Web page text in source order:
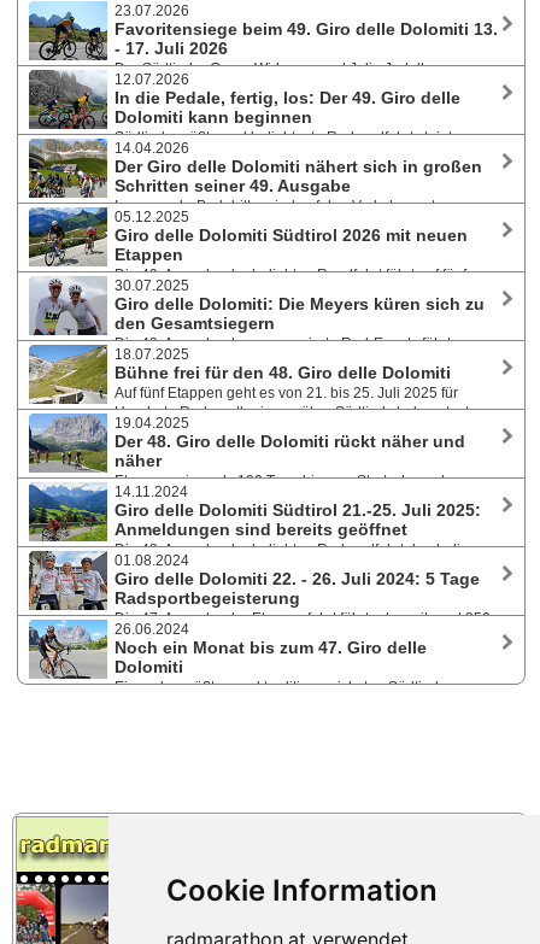
23.07.2026
Favoritensiege beim 49. Giro delle Dolomiti 13.
- 17. Juli 2026
Der Südtiroler Georg Widmann und Julia Jedelhauser aus
Deutschland siegten an allen fünf Tagen der Etappenfahrt und somit
auch souverän in der Gesamtwertung. Robert Dreu aus Baden war auf
den Panoramastraßen der Dolomiten mit dabei und schildert uns seine
Eindrücke.
12.07.2026
In die Pedale, fertig, los: Der 49. Giro delle
Dolomiti kann beginnen
Südtirols größte und beliebteste Radrundfahrt steigt von
13. bis 17. Juli 2026. Auf fünf Etappen an fünf Tagen werden die
malerischen Pässe und Berge der Dolomiten erkundet. Täglich gibt es
ein zeitgestopptes Bergzeitfahren. Anmeldungen - auch für einzelne
Etappen - sind weiterhin möglich.
14.04.2026
Der Giro delle Dolomiti nähert sich in großen
Schritten seiner 49. Ausgabe
Immer mehr Pedalritter sind auf den Verkehrsrouten
Südtirols unterwegs, genießen die steigenden Temperaturen und die
angenehme Sonne. In weniger als 100 Tagen, und zwar vom 13. bis 17.
Juli 2026, steigt wieder die beliebte Radrundfahrt durch die Dolomiten.
Günstige Teilnahmegebühr bis 19. April.
05.12.2025
Giro delle Dolomiti Südtirol 2026 mit neuen
Etappen
Die 49. Ausgabe der beliebten Rundfahrt führt auf fünf
Teilstücken zum einen in neue Ortschaften und Gebiete, zum anderen
findet sie vom 13. bis 17. Juli 2026 eine Woche früher statt. Die
Einschreibungen sind bereits geöffnet, für radmarathon.at Besucher
gibt es wieder einen PromoCode mit -10% auf die Teilnahmegebühr!
30.07.2025
Giro delle Dolomiti: Die Meyers küren sich zu
den Gesamtsiegern
Die 48. Ausgabe des renommierte Rad-Events führte von
21. bis 25. Juli 2025 rund 400 Teilnehmer:innen in fünf Etappen durch
Südtirol. Doppelsieg in der Gesamtwertung für das deutsche Ehepaar
Michael und Janine Meyer aus Köln.
18.07.2025
Bühne frei für den 48. Giro delle Dolomiti
Auf fünf Etappen geht es von 21. bis 25. Juli 2025 für
Hunderte Radsportler:innen über Südtirols bekannteste
Straßen und Pässe, darunter zum 200. Jubiläum auf das Stilfser Joch.
Auch Janine Meyer - zweimalige Siegerin des Ötztaler Radmarathons -
ist mit dabei. Anmeldungen auch während der Giro-Woche noch
möglich.
19.04.2025
Der 48. Giro delle Dolomiti rückt näher und
näher
Etwas weniger als 100 Tage bis zum Startschuss der
beliebten Radrundfahrt von 21. bis 25. Juli 2025 durch Südtirols
phantastische Bergwelt - die Vorbereitungen laufen auf Hochtouren.
Highlights Sellaronda und Stilfserjoch. Nenngeldsprung am 22. April.
10% Rabatt für radmarathon.at Besucher!
14.11.2024
Giro delle Dolomiti Südtirol 21.-25. Juli 2025:
Anmeldungen sind bereits geöffnet
Die 48. Ausgabe der beliebten Radrundfahrt durch die
herrliche Bergwelt der Dolomiten bietet Radsport-Begeisterten aus
allen Teilen der Welt mit der Umrundung des Sellastocks und dem
knackigen Aufstieg auf das Stilfserjoch unter anderem zwei absolute
Klassiker. 10% Rabatt für radmarathon.at Besucher!
01.08.2024
Giro delle Dolomiti 22. - 26. Juli 2024: 5 Tage
Radsportbegeisterung
Die 47. Ausgabe der Etappenfahrt führte das mit rund 350
Teilnehmer:innen international besetzte Peleton durch Südtirol, mit
Abstechern in das Trentino und Veneto. Die Gesamtwertung holten sich
die Deutsche Julia Jedelhauser mit ihrem 3. Sieg und Mauricio Cuartas
26.06.2024
Noch ein Monat bis zum 47. Giro delle
Dolomiti
Eines der größten und traditionsreichsten Südtiroler